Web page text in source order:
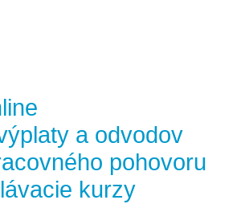
a odvodov
pohovoru
kurzy